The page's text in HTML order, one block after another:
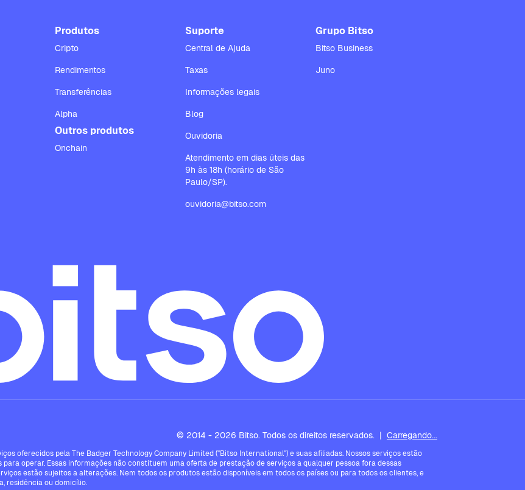
Produtos
Cripto
Rendimentos
Transferências
Alpha
Outros produtos
Onchain
Suporte
Central de Ajuda
Taxas
Informações legais
Blog
Ouvidoria
Atendimento em dias úteis das
9h às 18h (horário de São
Paulo/SP).
ouvidoria@bitso.com
Grupo Bitso
Bitso Business
Juno
© 2014 - 2026 Bitso. Todos os direitos reservados. | Carregando...
oferecidos pela The Badger Technology Company Limited ("Bitso International") e suas afiliadas. Nossos serviços estão
operar. Essas informações não constituem uma oferta de prestação de serviços a qualquer pessoa fora dessas
estão sujeitos a alterações. Nem todos os produtos estão disponíveis em todos os países ou para todos os clientes, e
residência ou domicílio.